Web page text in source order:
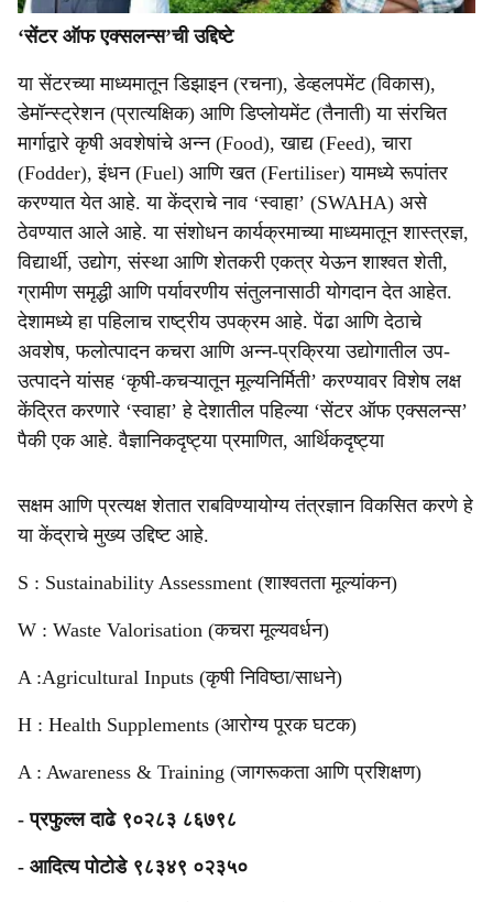
‘सेंटर ऑफ एक्सलन्स’ची उद्दिष्टे
या सेंटरच्या माध्यमातून डिझाइन (रचना), डेव्हलपमेंट (विकास),
डेमॉन्स्ट्रेशन (प्रात्यक्षिक) आणि डिप्लोयमेंट (तैनाती) या संरचित
मार्गाद्वारे कृषी अवशेषांचे अन्न (Food), खाद्य (Feed), चारा
(Fodder), इंधन (Fuel) आणि खत (Fertiliser) यामध्ये रूपांतर
करण्यात येत आहे. या केंद्राचे नाव ‘स्वाहा’ (SWAHA) असे
ठेवण्यात आले आहे. या संशोधन कार्यक्रमाच्या माध्यमातून शास्त्रज्ञ,
विद्यार्थी, उद्योग, संस्था आणि शेतकरी एकत्र येऊन शाश्वत शेती,
ग्रामीण समृद्धी आणि पर्यावरणीय संतुलनासाठी योगदान देत आहेत.
देशामध्ये हा पहिलाच राष्ट्रीय उपक्रम आहे. पेंढा आणि देठाचे
अवशेष, फलोत्पादन कचरा आणि अन्न-प्रक्रिया उद्योगातील उप-
उत्पादने यांसह ‘कृषी-कचऱ्यातून मूल्यनिर्मिती’ करण्यावर विशेष लक्ष
केंद्रित करणारे ‘स्वाहा’ हे देशातील पहिल्या ‘सेंटर ऑफ एक्सलन्स’
पैकी एक आहे. वैज्ञानिकदृष्ट्या प्रमाणित, आर्थिकदृष्ट्या
सक्षम आणि प्रत्यक्ष शेतात राबविण्यायोग्य तंत्रज्ञान विकसित करणे हे
या केंद्राचे मुख्य उद्दिष्ट आहे.
S : Sustainability Assessment (शाश्वतता मूल्यांकन)
W : Waste Valorisation (कचरा मूल्यवर्धन)
A :Agricultural Inputs (कृषी निविष्ठा/साधने)
H : Health Supplements (आरोग्य पूरक घटक)
A : Awareness & Training (जागरूकता आणि प्रशिक्षण)
- प्रफुल्ल दाढे ९०२८३ ८६७९८
- आदित्य पोटोडे ९८३४९ ०२३५०